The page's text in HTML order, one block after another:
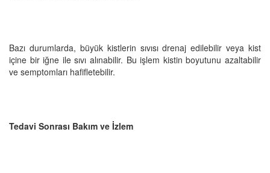
Bazı durumlarda, büyük kistlerin sıvısı drenaj edilebilir veya kist
içine bir iğne ile sıvı alınabilir. Bu işlem kistin boyutunu azaltabilir
ve semptomları hafifletebilir.
Tedavi Sonrası Bakım ve İzlem